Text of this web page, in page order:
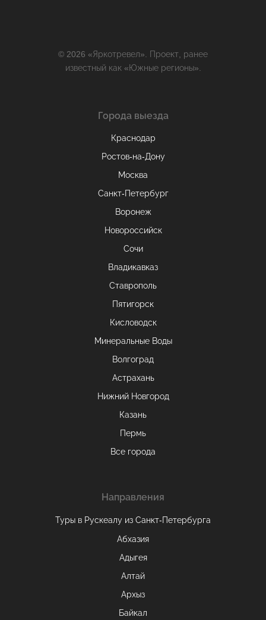
© 2026 «Яркотревел». Проект, ранее
известный как «Южные регионы».
Города выезда
Краснодар
Ростов-на-Дону
Москва
Санкт-Петербург
Воронеж
Новороссийск
Сочи
Владикавказ
Ставрополь
Пятигорск
Кисловодск
Минеральные Воды
Волгоград
Астрахань
Нижний Новгород
Казань
Пермь
Все города
Направления
Туры в Рускеалу из Санкт‑Петербурга
Абхазия
Адыгея
Алтай
Архыз
Байкал